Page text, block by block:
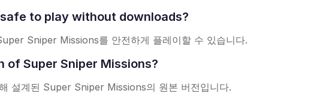
to play without downloads?
Sniper Missions를 안전하게 플레이할 수 있습니다.
of Super Sniper Missions?
설계된 Super Sniper Missions의 원본 버전입니다.